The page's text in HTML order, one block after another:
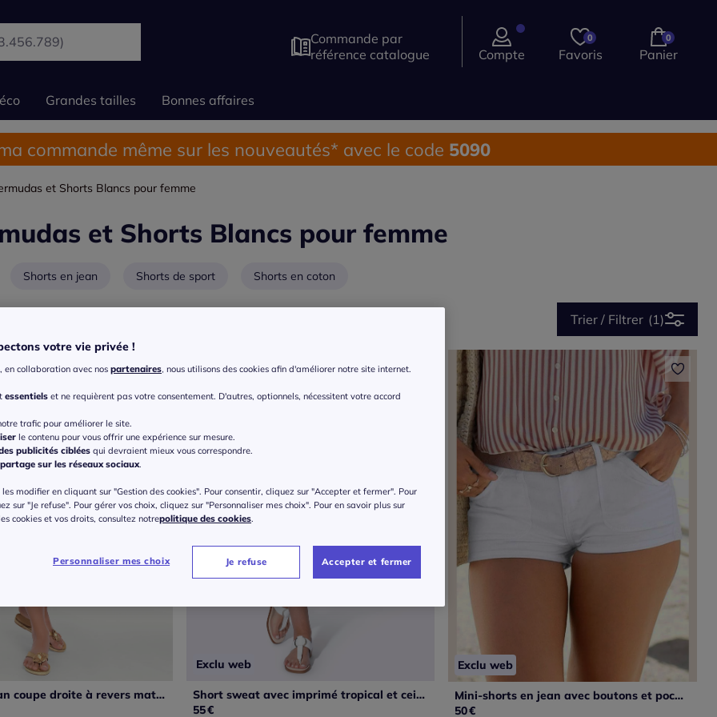
Commande par
référence catalogue
Compte
0
Favoris
0
Panier
Grandes tailles Bonnes affaires
commande même sur les nouveautés* avec le code 5090
et Shorts Blancs pour femme
et Shorts Blancs pour femme
Shorts en jean Shorts de sport Shorts en coton
Trier / Filtrer (1)
Shorts en jean coupe droite à revers matière extensible
prix :
Exclu web
Short sweat avec imprimé tropical et ceinture élastique
55€
Exclu web
Mini-shorts en jean avec boutons et poches avant
50€
votre vie privée !
en collaboration avec nos partenaires, nous utilisons des cookies afin d'améliorer notre site internet.
essentiels et ne requièrent pas votre consentement. D'autres, optionnels, nécessitent votre accord
trafic pour améliorer le site.
le contenu pour vous offrir une expérience sur mesure.
publicités ciblées qui devraient mieux vous correspondre.
partage sur les réseaux sociaux.
les modifier en cliquant sur "Gestion des cookies". Pour consentir, cliquez sur "Accepter et fermer". Pour
sur "Je refuse". Pour gérer vos choix, cliquez sur "Personnaliser mes choix". Pour en savoir plus sur
cookies et vos droits, consultez notrepolitique des cookies.
Personnaliser mes choix Je refuse Accepter et fermer